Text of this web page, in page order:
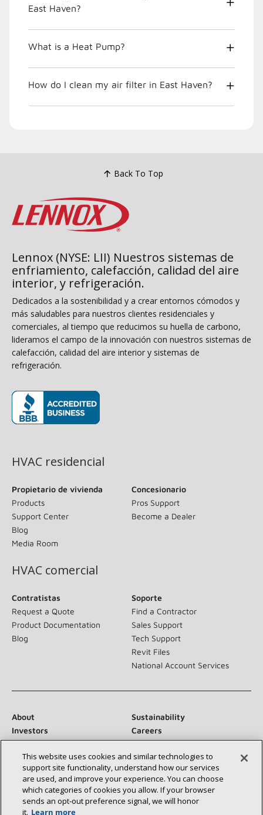
East Haven?
What is a Heat Pump?
How do I clean my air filter in East Haven?
Back To Top
Lennox (NYSE: LII) Nuestros sistemas de
enfriamiento, calefacción, calidad del aire
interior, y refrigeración.
Dedicados a la sostenibilidad y a crear entornos cómodos y
más saludables para nuestros clientes residenciales y
comerciales, al tiempo que reducimos su huella de carbono,
lideramos el campo de la innovación con nuestros sistemas de
calefacción, calidad del aire interior y sistemas de
refrigeración.
HVAC residencial
Propietario de vivienda
Products
Support Center
Blog
Media Room
Concesionario
Pros Support
Become a Dealer
HVAC comercial
Contratistas
Request a Quote
Product Documentation
Blog
Soporte
Find a Contractor
Sales Support
Tech Support
Revit Files
National Account Services
About
Sustainability
Investors
Careers
Suppliers
Contact Us
Newsroom
Conéctese con nosotros:
This website uses cookies and similar technologies to
support site functionality, understand how our services
are used, and improve your experience. You can choose
which categories of cookies you allow. If your browser
sends an opt‑out preference signal, we will honor
it. Learn more